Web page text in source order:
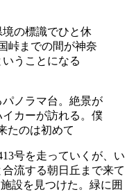
の標識でひと休
峠までの間が神奈
うことになる
ノラマ台。絶景が
カーが訪れる。僕
たのは初めて
号を走っていくが、い
流する朝日丘まで来て
設を見つけた。緑に囲